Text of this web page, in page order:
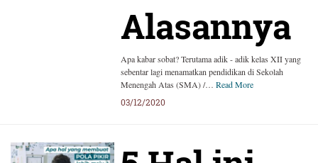
Alasannya
Apa kabar sobat? Terutama adik - adik kelas XII yang
sebentar lagi menamatkan pendidikan di Sekolah
Menengah Atas (SMA) /… Read More
03/12/2020